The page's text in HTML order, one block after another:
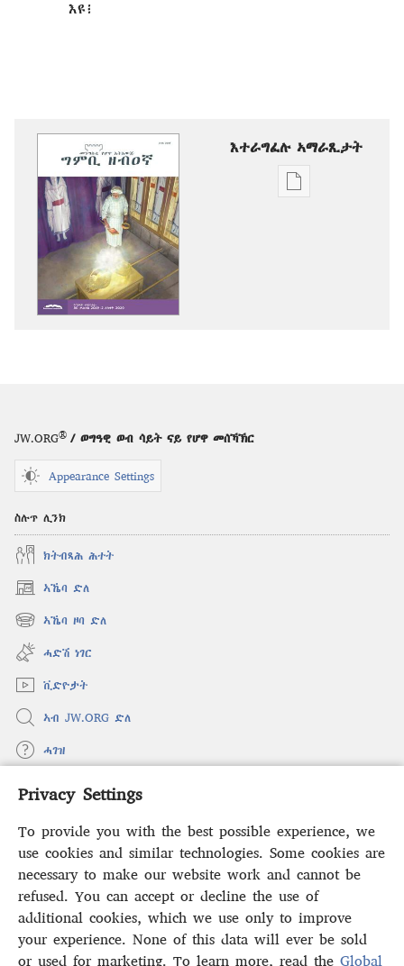
Privacy Settings
To provide you with the best possible experience, we
use cookies and similar technologies. Some cookies are
necessary to make our website work and cannot be
refused. You can accept or decline the use of
additional cookies, which we use only to improve
your experience. None of this data will ever be sold
or used for marketing. To learn more, read the Global
እዩ፧
እተራግፈሉ ኣማራጺታት
ዲጂታዊ
JW.ORG® / ወግዓዊ ወብ ሳይት ናይ የሆዋ መሰኻኽር
Appearance Settings
ስሉጥ ሊንክ
ክትብጻሕ ሕተት
ኣኼባ ድለ
(opens
new
window)
ኣኼባ ዞባ ድለ
(opens
new
window)
ሓድሽ ነገር
ቪድዮታት
ኣብ JW.ORG ድለ
ሓገዝ
ወፈያ
(opens
window)
ቤተ መጻሕፍቲ ኢንተርነት ግምቢ ዘብዐኛ
(opens
new
window)JW Hub ®
(opens
new
ኣፕሊኬሽንJW Library